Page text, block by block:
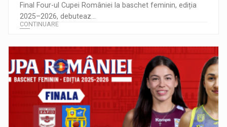
Final Four-ul Cupei României la baschet feminin, ediția
2025–2026, debuteaz...
CONTINUARE